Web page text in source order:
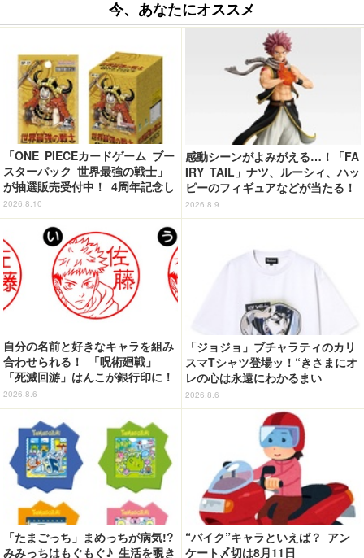
今、あなたにオススメ
「ONE PIECEカードゲーム ブー
スターパック 世界最強の戦士」
が抽選販売受付中！ 4周年記念し
たボックスを手に入れよう
2026.8.10
感動シーンがよみがえる…！「FA
IRY TAIL」ナツ、ルーシィ、ハッ
ピーのフィギュアなどが当たる！
20周年記念の一番くじ登場
2026.8.9
自分の名前と好きなキャラを組み
合わせられる！ 「呪術廻戦」
「死滅回游」はんこが銀行印に！
虎杖悠仁、乙骨憂太ら16キャラ追
加で全104種
2026.8.6
「ジョジョ」ブチャラティのカリ
スマTシャツ登場ッ！“きさまにオ
レの心は永遠にわかるまい
ッ！”や感動のクライマックスを
デザイン
2026.8.6
「たまごっち」まめっちが病気!?
みみっちはもぐもぐ♪ 生活を覗き
“バイク”キャラといえば？ アン
ケート〆切は8月11日